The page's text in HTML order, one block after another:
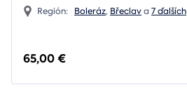
Región: Boleráz, Břeclava 7 ďalších
65,00 €